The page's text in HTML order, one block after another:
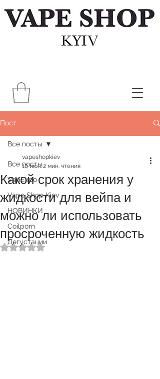
Пост
Все посты
VapExpo
Vape Shop Kiev
НОВИНКИ
Coilporn
Дегустации
Все посты
Какой срок хранения у
жидкости для вейпа и
можно ли использовать
просроченную жидкость
vapeshopkiev
10 июн.2 мин. чтения
Оценка: не число из 5 звезд.